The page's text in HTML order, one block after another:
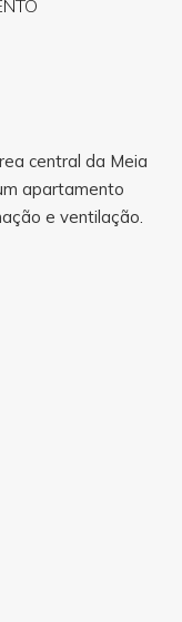
central da Meia
apartamento
e ventilação.